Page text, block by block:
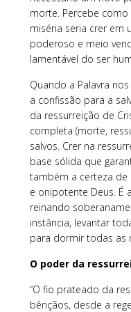
morte. Percebe como
miséria seria crer em
poderoso e meio
lamentável do ser
Quando a Palavra
a confissão para a
da ressurreição de
completa (morte,
salvos. Crer na
base sólida que
também a certeza de
e onipotente Deus. É
reinando
instância, levantar
para dormir todas as
O poder da
“O fio prateado da
bênçãos, desde a